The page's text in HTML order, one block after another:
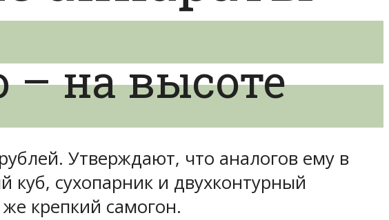
– на высоте
Утверждают, что аналогов ему в
куб, сухопарник и двухконтурный
крепкий самогон.